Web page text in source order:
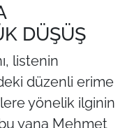
DÜŞÜŞ
listenin
düzenli erime
yönelik ilginin
bu yana Mehmet